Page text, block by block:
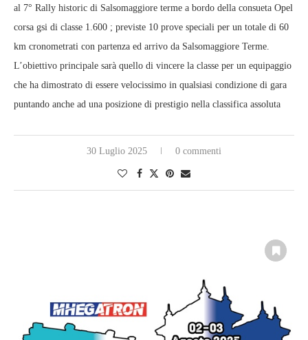
al 7° Rally historic di Salsomaggiore terme a bordo della consueta Opel
corsa gsi di classe 1.600 ; previste 10 prove speciali per un totale di 60
km cronometrati con partenza ed arrivo da Salsomaggiore Terme.
L’obiettivo principale sarà quello di vincere la classe per un equipaggio
che ha dimostrato di essere velocissimo in qualsiasi condizione di gara
puntando anche ad una posizione di prestigio nella classifica assoluta
30 Luglio 2025 0 commenti